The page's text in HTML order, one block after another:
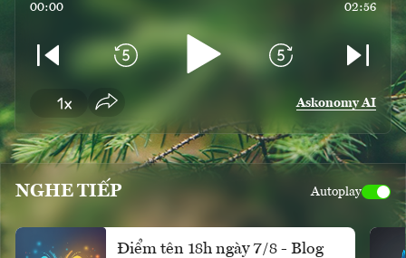
00:00 02:56
Askonomy AI
NGHE TIẾP Autoplay
Điểm tên 18h ngày 7/8 - Blog